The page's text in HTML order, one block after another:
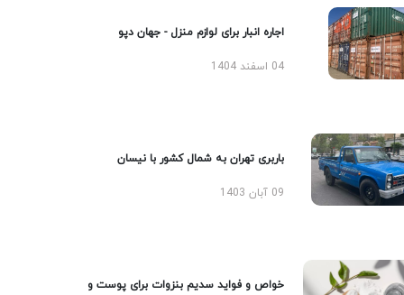
اجاره انبار برای لوازم منزل - جهان دپو
04 اسفند 1404
باربری تهران به شمال کشور با نیسان
09 آبان 1403
خواص و فواید سدیم بنزوات برای پوست و